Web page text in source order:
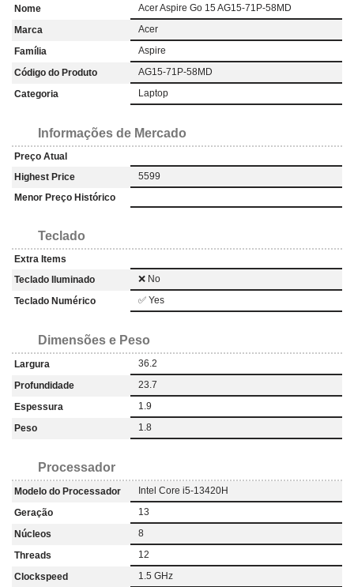
Nome
Acer Aspire Go 15 AG15-71P-58MD
Marca
Acer
Família
Aspire
Código do Produto
AG15-71P-58MD
Categoria
Laptop
Informações de Mercado
Preço Atual
Highest Price
5599
Menor Preço Histórico
Teclado
Extra Items
Teclado Iluminado
❌ No
Teclado Numérico
✅ Yes
Dimensões e Peso
Largura
36.2
Profundidade
23.7
Espessura
1.9
Peso
1.8
Processador
Modelo do Processador
Intel Core i5-13420H
Geração
13
Núcleos
8
Threads
12
Clockspeed
1.5 GHz